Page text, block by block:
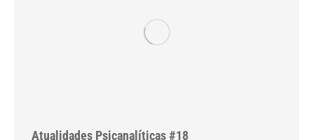
Atualidades Psicanalíticas #18